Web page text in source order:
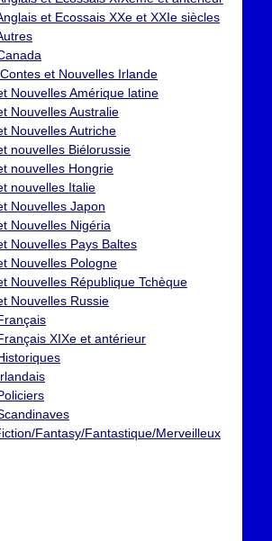
et Ecossais XXe et XXIe siècles
et Nouvelles Irlande
Nouvelles Amérique latine
Nouvelles Australie
Nouvelles Autriche
nouvelles Biélorussie
nouvelles Hongrie
nouvelles Italie
Nouvelles Japon
Nouvelles Nigéria
Nouvelles Pays Baltes
Nouvelles Pologne
Nouvelles République Tchèque
Nouvelles Russie
XIXe et antérieur
Fantasy/Fantastique/Merveilleux